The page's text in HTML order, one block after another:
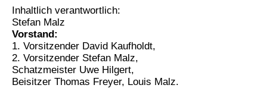
Inhaltlich verantwortlich:
Stefan Malz
Vorstand:
1. Vorsitzender David Kaufholdt,
2. Vorsitzender Stefan Malz,
Schatzmeister Uwe Hilgert,
Beisitzer Thomas Freyer, Louis Malz.